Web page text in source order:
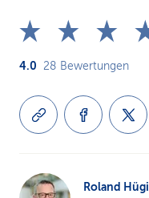
4.0 28 Bewertungen
Roland Hügi